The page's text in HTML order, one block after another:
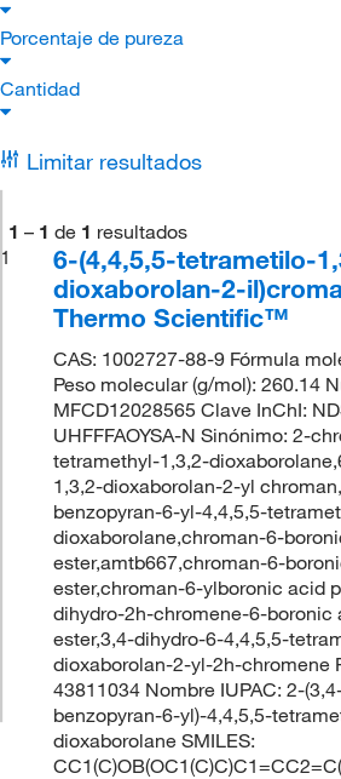
Porcentaje de pureza
Cantidad
Limitar resultados
1 – 1 de 1 resultados
1
6-(4,4,5,5-tetrametilo-
dioxaborolan-2-
Thermo Scientific™
CAS: 1002727-88-9 Fórmula
Peso molecular (g/mol): 260.14
MFCD12028565 Clave InChI:
UHFFFAOYSA-N Sinónimo: 2-
tetramethyl-1,3,2-
1,3,2-dioxaborolan-2-yl
benzopyran-6-yl-4,4,5,5-
dioxaborolane,chroman-6-
ester,amtb667,chroman-6-
ester,chroman-6-ylboronic acid
dihydro-2h-chromene-6-boronic
ester,3,4-dihydro-6-4,4,5,5-
dioxaborolan-2-yl-2h-chromene
43811034 Nombre IUPAC: 2-
benzopyran-6-yl)-4,4,5,5-
dioxaborolane SMILES: